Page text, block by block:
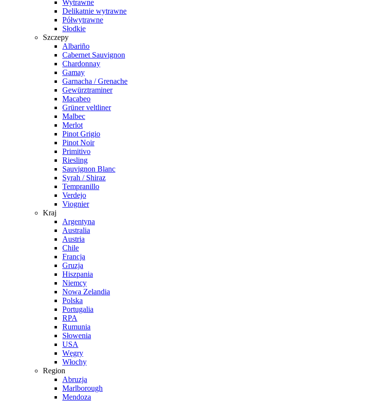
Wytrawne
Delikatnie wytrawne
Półwytrawne
Słodkie
Szczepy
Albariño
Cabernet Sauvignon
Chardonnay
Gamay
Garnacha / Grenache
Gewürztraminer
Macabeo
Grüner veltliner
Malbec
Merlot
Pinot Grigio
Pinot Noir
Primitivo
Riesling
Sauvignon Blanc
Syrah / Shiraz
Tempranillo
Verdejo
Viognier
Kraj
Argentyna
Australia
Austria
Chile
Francja
Gruzja
Hiszpania
Niemcy
Nowa Zelandia
Polska
Portugalia
RPA
Rumunia
Słowenia
USA
Węgry
Włochy
Region
Abruzja
Marlborough
Mendoza